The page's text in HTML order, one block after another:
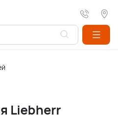
Liebherr